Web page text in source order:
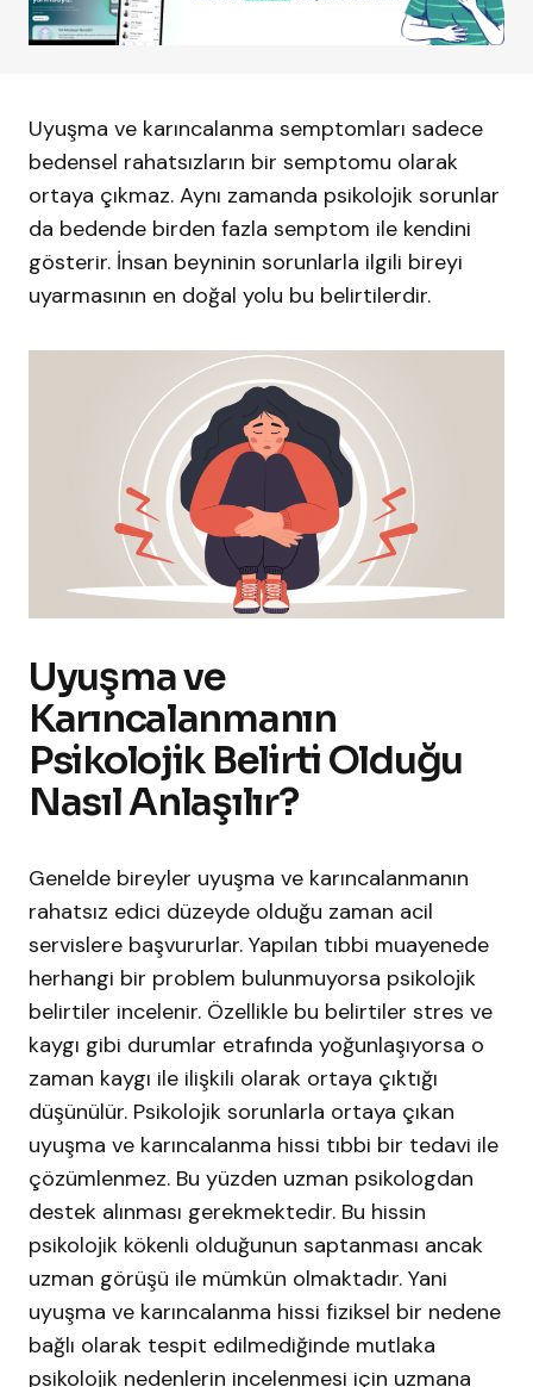
Uyuşma ve karıncalanma semptomları sadece
bedensel rahatsızların bir semptomu olarak
ortaya çıkmaz. Aynı zamanda psikolojik sorunlar
da bedende birden fazla semptom ile kendini
gösterir. İnsan beyninin sorunlarla ilgili bireyi
uyarmasının en doğal yolu bu belirtilerdir.
Uyuşma ve
Karıncalanmanın
Psikolojik Belirti Olduğu
Nasıl Anlaşılır?
Genelde bireyler uyuşma ve karıncalanmanın
rahatsız edici düzeyde olduğu zaman acil
servislere başvururlar. Yapılan tıbbi muayenede
herhangi bir problem bulunmuyorsa psikolojik
belirtiler incelenir. Özellikle bu belirtiler stres ve
kaygı gibi durumlar etrafında yoğunlaşıyorsa o
zaman kaygı ile ilişkili olarak ortaya çıktığı
düşünülür. Psikolojik sorunlarla ortaya çıkan
uyuşma ve karıncalanma hissi tıbbi bir tedavi ile
çözümlenmez. Bu yüzden uzman psikologdan
destek alınması gerekmektedir. Bu hissin
psikolojik kökenli olduğunun saptanması ancak
uzman görüşü ile mümkün olmaktadır. Yani
uyuşma ve karıncalanma hissi fiziksel bir nedene
bağlı olarak tespit edilmediğinde mutlaka
psikolojik nedenlerin incelenmesi için uzmana